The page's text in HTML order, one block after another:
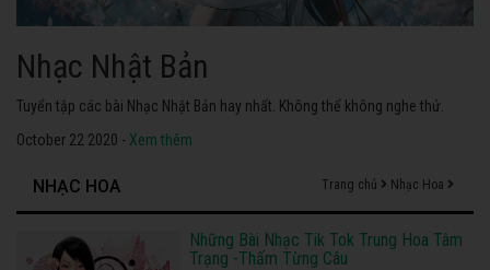
Nhạc Nhật Bản
Tuyển tập các bài Nhạc Nhật Bản hay nhất. Không thể không nghe thử.
October 22 2020 - Xem thêm
NHẠC HOA Trang chủ Nhạc Hoa
Những Bài Nhạc Tik Tok Trung Hoa Tâm
Trạng -Thấm Từng Câu